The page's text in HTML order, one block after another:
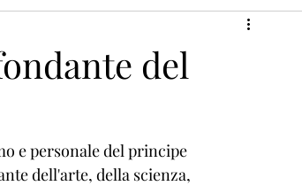
del
e personale del principe
dell'arte, della scienza,